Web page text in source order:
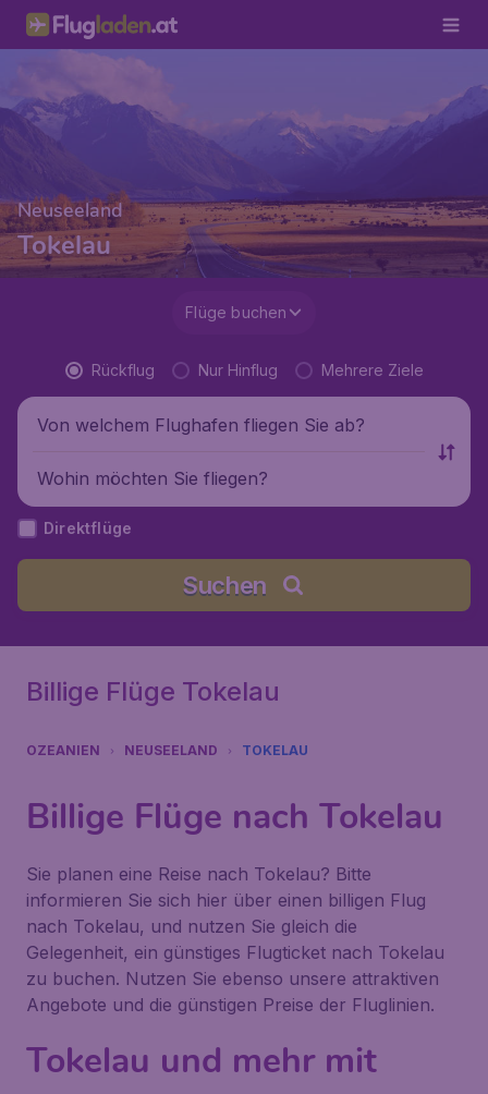
Neuseeland
Tokelau
Flüge buchen
Rückflug Nur Hinflug Mehrere Ziele
Von welchem Flughafen fliegen Sie ab?
Wohin möchten Sie fliegen?
Direktflüge
Suchen
Billige Flüge Tokelau
OZEANIEN NEUSEELAND TOKELAU
Billige Flüge nach Tokelau
Sie planen eine Reise nach Tokelau? Bitte
informieren Sie sich hier über einen billigen Flug
nach Tokelau, und nutzen Sie gleich die
Gelegenheit, ein günstiges Flugticket nach Tokelau
zu buchen. Nutzen Sie ebenso unsere attraktiven
Angebote und die günstigen Preise der Fluglinien.
Tokelau und mehr mit